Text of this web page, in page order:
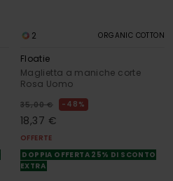
2 ORGANIC COTTON
Floatie
Maglietta a maniche corte
Rosa Uomo
35,00 € 48%
18,37 €
OFFERTE
DOPPIA OFFERTA 25% DI SCONTO
EXTRA